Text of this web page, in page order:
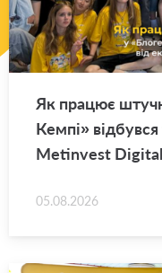
Як пра­цює
Кемпі» від­був­ся
Metinvest Digital
05.08.2026